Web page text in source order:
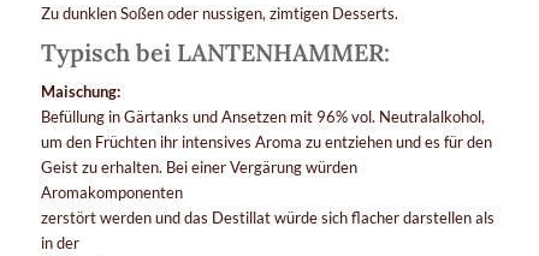
Zu dunklen Soßen oder nussigen, zimtigen Desserts.
Typisch bei LANTENHAMMER:
Maischung:
Befüllung in Gärtanks und Ansetzen mit 96% vol. Neutralalkohol,
um den Früchten ihr intensives Aroma zu entziehen und es für den
Geist zu erhalten. Bei einer Vergärung würden
Aromakomponenten
zerstört werden und das Destillat würde sich flacher darstellen als
in der